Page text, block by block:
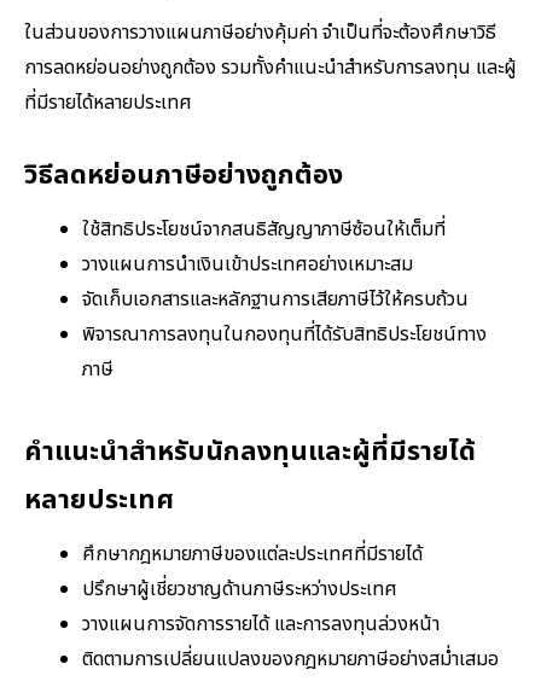
ในส่วนของการวางแผนภาษีอย่างคุ้มค่า จำเป็นที่จะต้องศึกษาวิธี
การลดหย่อนอย่างถูกต้อง รวมทั้งคำแนะนำสำหรับการลงทุน และผู้
ที่มีรายได้หลายประเทศ
วิธีลดหย่อนภาษีอย่างถูกต้อง
ใช้สิทธิประโยชน์จากสนธิสัญญาภาษีซ้อนให้เต็มที่
วางแผนการนำเงินเข้าประเทศอย่างเหมาะสม
จัดเก็บเอกสารและหลักฐานการเสียภาษีไว้ให้ครบถ้วน
พิจารณาการลงทุนในกองทุนที่ได้รับสิทธิประโยชน์ทาง
ภาษี
คำแนะนำสำหรับนักลงทุนและผู้ที่มีรายได้
หลายประเทศ
ศึกษากฎหมายภาษีของแต่ละประเทศที่มีรายได้
ปรึกษาผู้เชี่ยวชาญด้านภาษีระหว่างประเทศ
วางแผนการจัดการรายได้ และการลงทุนล่วงหน้า
ติดตามการเปลี่ยนแปลงของกฎหมายภาษีอย่างสม่ำเสมอ